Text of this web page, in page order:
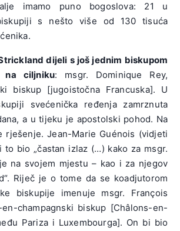
imamo puno bogoslova: 21 u
s nešto više od 130 tisuća
dijeli s još jednim biskupom
ciljniku: msgr. Dominique Rey,
biskup [jugoistočna Francuska]. U
svećenička ređenja zamrznuta
a u tijeku je apostolski pohod. Na
rješenje. Jean-Marie Guénois (vidjeti
to bio „častan izlaz (…) kako za msgr.
na svojem mjestu – kao i za njegov
Riječ je o tome da se koadjutorom
biskupije imenuje msgr. François
champagnski biskup [Châlons-en-
Pariza i Luxembourga]. On bi bio